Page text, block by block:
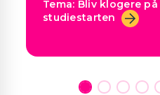
Tema: Bliv klogere på
studiestarten